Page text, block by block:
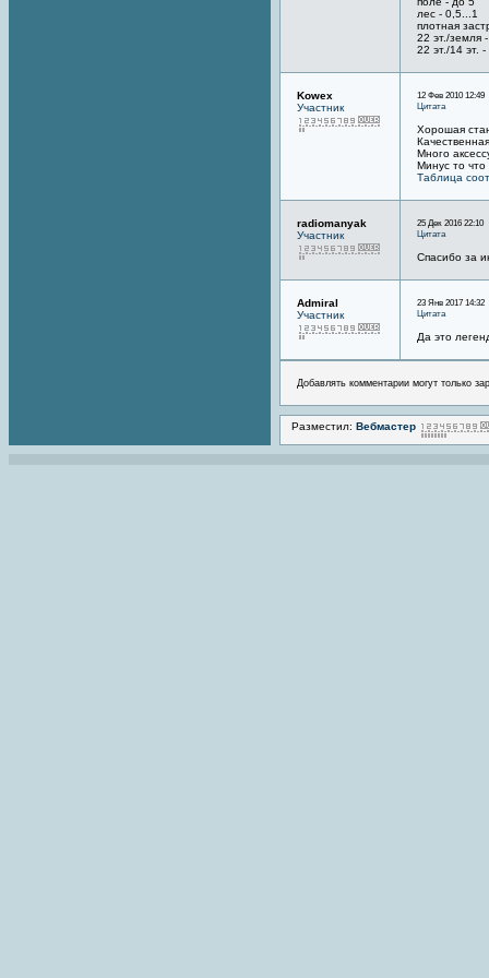
лес - 0,5...1
плотная
22 эт./земля
22 эт./14 эт. -
Kowex
Участник
12 Фев 2010 12:49
Цитата
Хорошая
Много
Минус то что
Таблица
radiomanyak
Участник
25 Дек 2016 22:10
Цитата
Спасибо за
Admiral
Участник
23 Янв 2017 14:32
Цитата
Да это
Добавлять комментарии могут только
Разместил: Вебмастер